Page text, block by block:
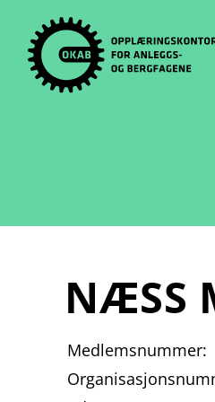
content
NÆSS
Medlemsnummer: